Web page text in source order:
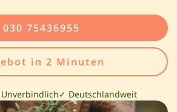
030 75436955
in 2 Minuten
✓ Deutschlandweit